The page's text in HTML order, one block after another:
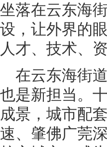
坐落在云东海
设，让外界的
人才、技术、
在云东海街
也是新担当。
成景，城市配
速、肇佛广莞